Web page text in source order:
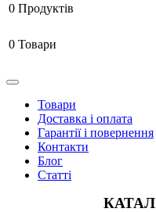
0 Продуктів
0 Товари
Товари
Доставка і оплата
Гарантії і повернення
Контакти
Блог
Статті